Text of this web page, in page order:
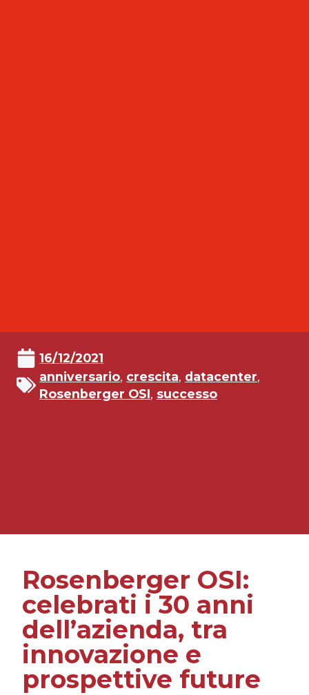
16/12/2021
anniversario, crescita, datacenter,
Rosenberger OSI, successo
Rosenberger OSI:
celebrati i 30 anni
dell’azienda, tra
innovazione e
prospettive future